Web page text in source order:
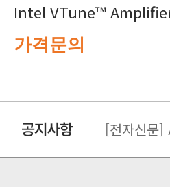
Intel VTune™
가격문의
[전자신문]